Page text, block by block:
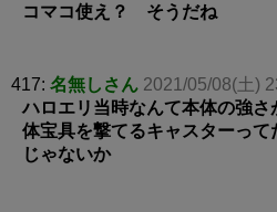
コマコ使え？ そうだね
417: 名無しさん 2021/05/08(土)
ハロエリ当時なんて本体の強
体宝具を撃てるキャスターっ
じゃないか